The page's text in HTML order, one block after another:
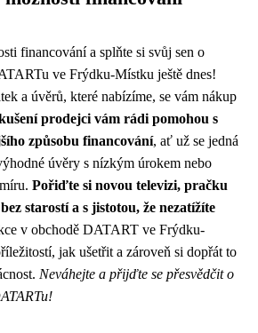
financování a splňte si svůj sen o
ve Frýdku-Místku ještě dnes!
a úvěrů, které nabízíme, se vám nákup
prodejci vám rádi pomohou s
způsobu financování, ať už se jedná
úvěry s nízkým úrokem nebo
Pořiďte si novou televizi, pračku
starostí a s jistotou, že nezatížíte
v obchodě DATART ve Frýdku-
jak ušetřit a zároveň si dopřát to
Neváhejte a přijďte se přesvědčit o